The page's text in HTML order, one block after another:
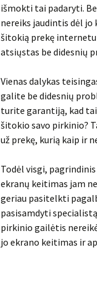
išmokti tai padaryti.
nereiks jaudintis dėl jo
šitokią prekę
atsiųstas be didesnių
Vienas dalykas
galite be didesnių
turite garantiją, kad
šitokio savo pirkinio?
už prekę, kurią kaip ir
Todėl visgi,
ekranų keitimas jam
geriau pasitelkti
pasisamdyti
pirkinio gailėtis
jo ekrano keitimas ir